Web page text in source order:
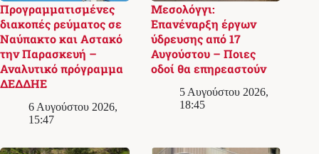
Προγραμματισμένες
διακοπές ρεύματος σε
Ναύπακτο και Αστακό
την Παρασκευή –
Αναλυτικό πρόγραμμα
ΔΕΔΔΗΕ
6 Αυγούστου 2026,
15:47
Μεσολόγγι:
Επανέναρξη έργων
ύδρευσης από 17
Αυγούστου – Ποιες
οδοί θα επηρεαστούν
5 Αυγούστου 2026,
18:45